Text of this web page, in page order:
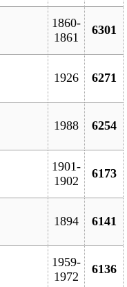
1860-
1861
6301
1926 6271
1988 6254
1901-
1902
6173
1894 6141
1959-
1972
6136